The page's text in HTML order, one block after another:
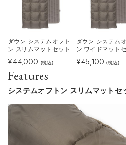
ダウン システムオフト
ン スリムマットセット
¥44,000 (税込)
ダウン システム
ン ワイドマット
¥45,100 (税込)
Features
システムオフトン スリムマットセ